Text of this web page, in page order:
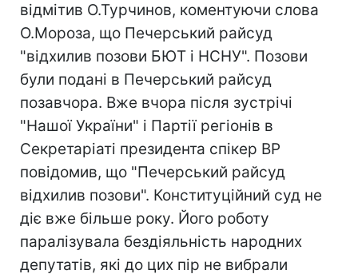
відмітив О.Турчинов, коментуючи слова
О.Мороза, що Печерський райсуд
"відхилив позови БЮТ і НСНУ". Позови
були подані в Печерський райсуд
позавчора. Вже вчора після зустрічі
"Нашої України" і Партії регіонів в
Секретаріаті президента спікер ВР
повідомив, що "Печерський райсуд
відхилив позови". Конституційний суд не
діє вже більше року. Його роботу
паралізувала бездіяльність народних
депутатів, які до цих пір не вибрали